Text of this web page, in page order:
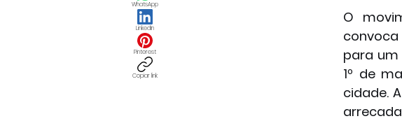
O
para
1º de
cidade.
WhatsApp
LinkedIn
Pinterest
Copiar link